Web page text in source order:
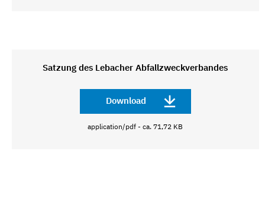
Satzung des Lebacher Abfallzweckverbandes
Download
application/pdf - ca. 71,72 KB